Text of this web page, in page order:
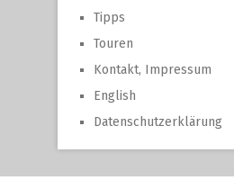
Tipps
Touren
Kontakt, Impressum
English
Datenschutzerklärung